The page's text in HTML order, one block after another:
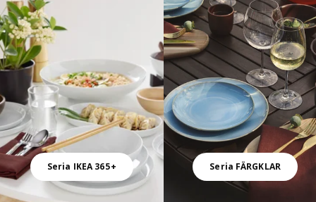
Seria IKEA 365+ Seria FÄRGKLAR